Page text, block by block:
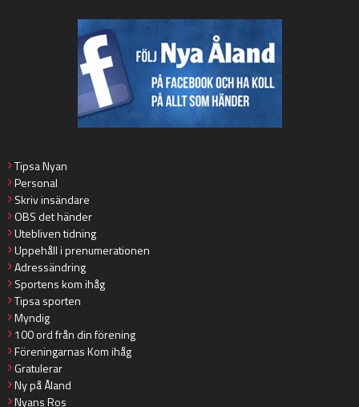
Tipsa Nyan
Personal
Skriv insändare
OBS det händer
Utebliven tidning
Uppehåll i prenumerationen
Adressändring
Sportens kom ihåg
Tipsa sporten
Myndig
100 ord från din förening
Föreningarnas Kom ihåg
Gratulerar
Ny på Åland
Nyans Ros